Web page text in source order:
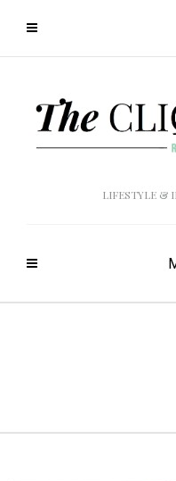
LIFESTYLE &